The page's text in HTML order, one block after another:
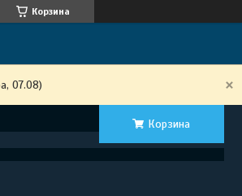
Корзина
07.08)
Корзина